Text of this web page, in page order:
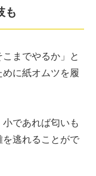
も
までやるか」と
に紙オムツを履
であれば匂いも
逃れることがで